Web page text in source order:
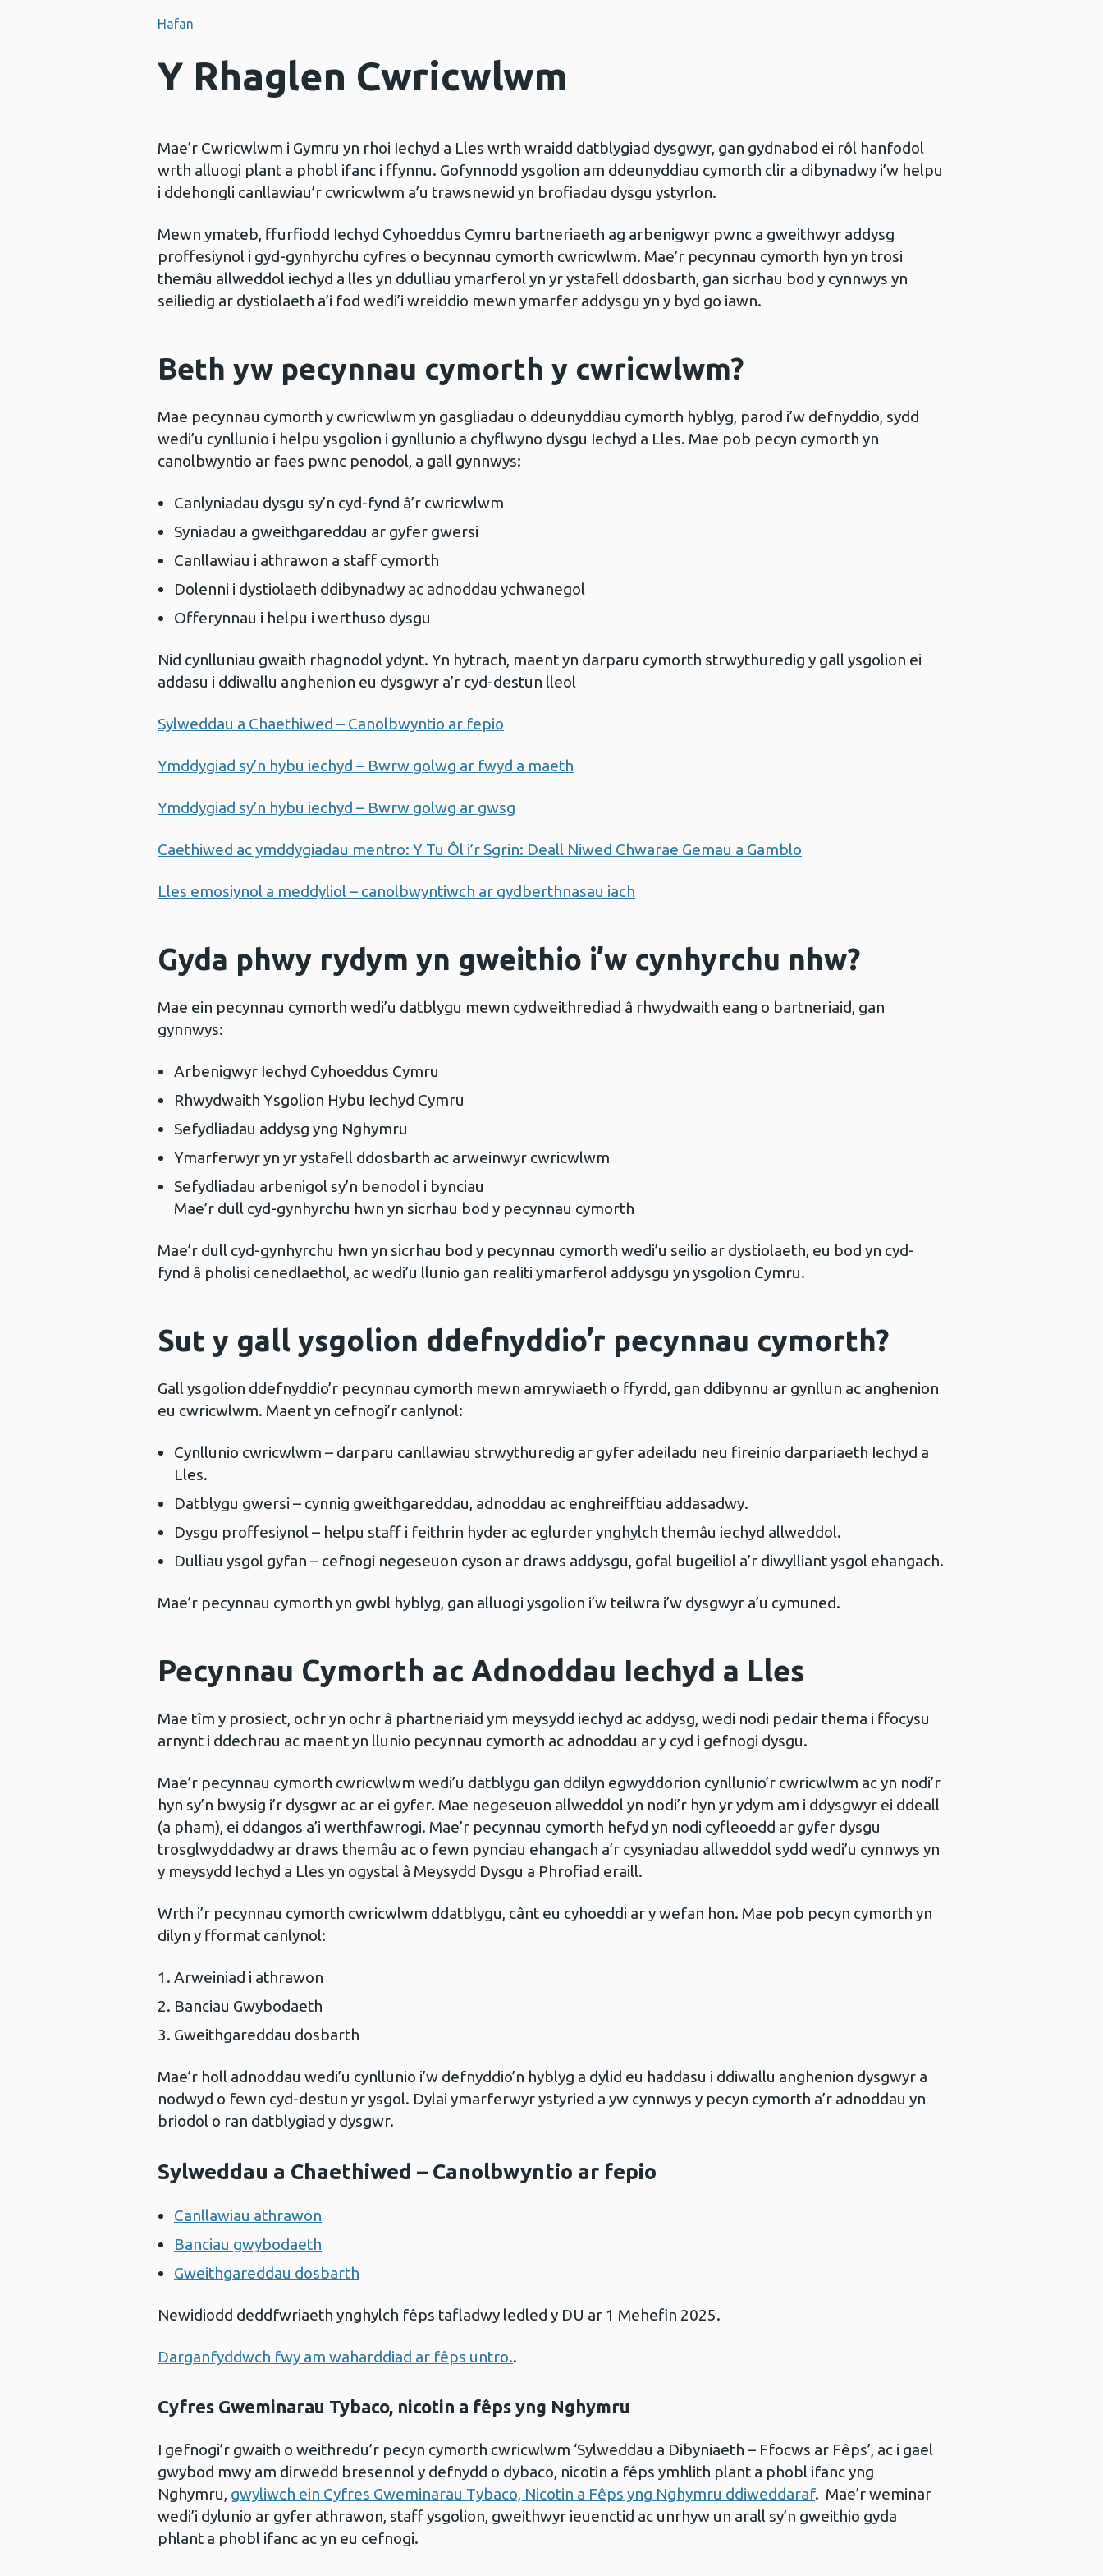
Hafan
Y Rhaglen Cwricwlwm
Mae’r Cwricwlwm i Gymru yn rhoi Iechyd a Lles wrth wraidd datblygiad dysgwyr, gan gydnabod ei rôl hanfodol
wrth alluogi plant a phobl ifanc i ffynnu. Gofynnodd ysgolion am ddeunyddiau cymorth clir a dibynadwy i’w helpu
i ddehongli canllawiau’r cwricwlwm a’u trawsnewid yn brofiadau dysgu ystyrlon.
Mewn ymateb, ffurfiodd Iechyd Cyhoeddus Cymru bartneriaeth ag arbenigwyr pwnc a gweithwyr addysg
proffesiynol i gyd-gynhyrchu cyfres o becynnau cymorth cwricwlwm. Mae’r pecynnau cymorth hyn yn trosi
themâu allweddol iechyd a lles yn ddulliau ymarferol yn yr ystafell ddosbarth, gan sicrhau bod y cynnwys yn
seiliedig ar dystiolaeth a’i fod wedi’i wreiddio mewn ymarfer addysgu yn y byd go iawn.
Beth yw pecynnau cymorth y cwricwlwm?
Mae pecynnau cymorth y cwricwlwm yn gasgliadau o ddeunyddiau cymorth hyblyg, parod i’w defnyddio, sydd
wedi’u cynllunio i helpu ysgolion i gynllunio a chyflwyno dysgu Iechyd a Lles. Mae pob pecyn cymorth yn
canolbwyntio ar faes pwnc penodol, a gall gynnwys:
Canlyniadau dysgu sy’n cyd-fynd â’r cwricwlwm
Syniadau a gweithgareddau ar gyfer gwersi
Canllawiau i athrawon a staff cymorth
Dolenni i dystiolaeth ddibynadwy ac adnoddau ychwanegol
Offerynnau i helpu i werthuso dysgu
Nid cynlluniau gwaith rhagnodol ydynt. Yn hytrach, maent yn darparu cymorth strwythuredig y gall ysgolion ei
addasu i ddiwallu anghenion eu dysgwyr a’r cyd-destun lleol
Sylweddau a Chaethiwed – Canolbwyntio ar fepio
Ymddygiad sy’n hybu iechyd – Bwrw golwg ar fwyd a maeth
Ymddygiad sy’n hybu iechyd – Bwrw golwg ar gwsg
Caethiwed ac ymddygiadau mentro: Y Tu Ôl i’r Sgrin: Deall Niwed Chwarae Gemau a Gamblo
Lles emosiynol a meddyliol – canolbwyntiwch ar gydberthnasau iach
Gyda phwy rydym yn gweithio i’w cynhyrchu nhw?
Mae ein pecynnau cymorth wedi’u datblygu mewn cydweithrediad â rhwydwaith eang o bartneriaid, gan
gynnwys:
Arbenigwyr Iechyd Cyhoeddus Cymru
Rhwydwaith Ysgolion Hybu Iechyd Cymru
Sefydliadau addysg yng Nghymru
Ymarferwyr yn yr ystafell ddosbarth ac arweinwyr cwricwlwm
Sefydliadau arbenigol sy’n benodol i bynciau
Mae’r dull cyd-gynhyrchu hwn yn sicrhau bod y pecynnau cymorth
Mae’r dull cyd-gynhyrchu hwn yn sicrhau bod y pecynnau cymorth wedi’u seilio ar dystiolaeth, eu bod yn cyd-
fynd â pholisi cenedlaethol, ac wedi’u llunio gan realiti ymarferol addysgu yn ysgolion Cymru.
Sut y gall ysgolion ddefnyddio’r pecynnau cymorth?
Gall ysgolion ddefnyddio’r pecynnau cymorth mewn amrywiaeth o ffyrdd, gan ddibynnu ar gynllun ac anghenion
eu cwricwlwm. Maent yn cefnogi’r canlynol:
Cynllunio cwricwlwm – darparu canllawiau strwythuredig ar gyfer adeiladu neu fireinio darpariaeth Iechyd a
Lles.
Datblygu gwersi – cynnig gweithgareddau, adnoddau ac enghreifftiau addasadwy.
Dysgu proffesiynol – helpu staff i feithrin hyder ac eglurder ynghylch themâu iechyd allweddol.
Dulliau ysgol gyfan – cefnogi negeseuon cyson ar draws addysgu, gofal bugeiliol a’r diwylliant ysgol ehangach.
Mae’r pecynnau cymorth yn gwbl hyblyg, gan alluogi ysgolion i’w teilwra i’w dysgwyr a’u cymuned.
Pecynnau Cymorth ac Adnoddau Iechyd a Lles
Mae tîm y prosiect, ochr yn ochr â phartneriaid ym meysydd iechyd ac addysg, wedi nodi pedair thema i ffocysu
arnynt i ddechrau ac maent yn llunio pecynnau cymorth ac adnoddau ar y cyd i gefnogi dysgu.
Mae’r pecynnau cymorth cwricwlwm wedi’u datblygu gan ddilyn egwyddorion cynllunio’r cwricwlwm ac yn nodi’r
hyn sy’n bwysig i’r dysgwr ac ar ei gyfer. Mae negeseuon allweddol yn nodi’r hyn yr ydym am i ddysgwyr ei ddeall
(a pham), ei ddangos a’i werthfawrogi. Mae’r pecynnau cymorth hefyd yn nodi cyfleoedd ar gyfer dysgu
trosglwyddadwy ar draws themâu ac o fewn pynciau ehangach a’r cysyniadau allweddol sydd wedi’u cynnwys yn
y meysydd Iechyd a Lles yn ogystal â Meysydd Dysgu a Phrofiad eraill.
Wrth i’r pecynnau cymorth cwricwlwm ddatblygu, cânt eu cyhoeddi ar y wefan hon. Mae pob pecyn cymorth yn
dilyn y fformat canlynol:
Arweiniad i athrawon
Banciau Gwybodaeth
Gweithgareddau dosbarth
Mae’r holl adnoddau wedi’u cynllunio i’w defnyddio’n hyblyg a dylid eu haddasu i ddiwallu anghenion dysgwyr a
nodwyd o fewn cyd-destun yr ysgol. Dylai ymarferwyr ystyried a yw cynnwys y pecyn cymorth a’r adnoddau yn
briodol o ran datblygiad y dysgwr.
Sylweddau a Chaethiwed – Canolbwyntio ar fepio
Canllawiau athrawon
Banciau gwybodaeth
Gweithgareddau dosbarth
Newidiodd deddfwriaeth ynghylch fêps tafladwy ledled y DU ar 1 Mehefin 2025.
Darganfyddwch fwy am waharddiad ar fêps untro..
Cyfres Gweminarau Tybaco, nicotin a fêps yng Nghymru
I gefnogi’r gwaith o weithredu’r pecyn cymorth cwricwlwm ‘Sylweddau a Dibyniaeth – Ffocws ar Fêps’, ac i gael
gwybod mwy am dirwedd bresennol y defnydd o dybaco, nicotin a fêps ymhlith plant a phobl ifanc yng
Nghymru, gwyliwch ein Cyfres Gweminarau Tybaco, Nicotin a Fêps yng Nghymru ddiweddaraf. Mae’r weminar
wedi’i dylunio ar gyfer athrawon, staff ysgolion, gweithwyr ieuenctid ac unrhyw un arall sy’n gweithio gyda
phlant a phobl ifanc ac yn eu cefnogi.